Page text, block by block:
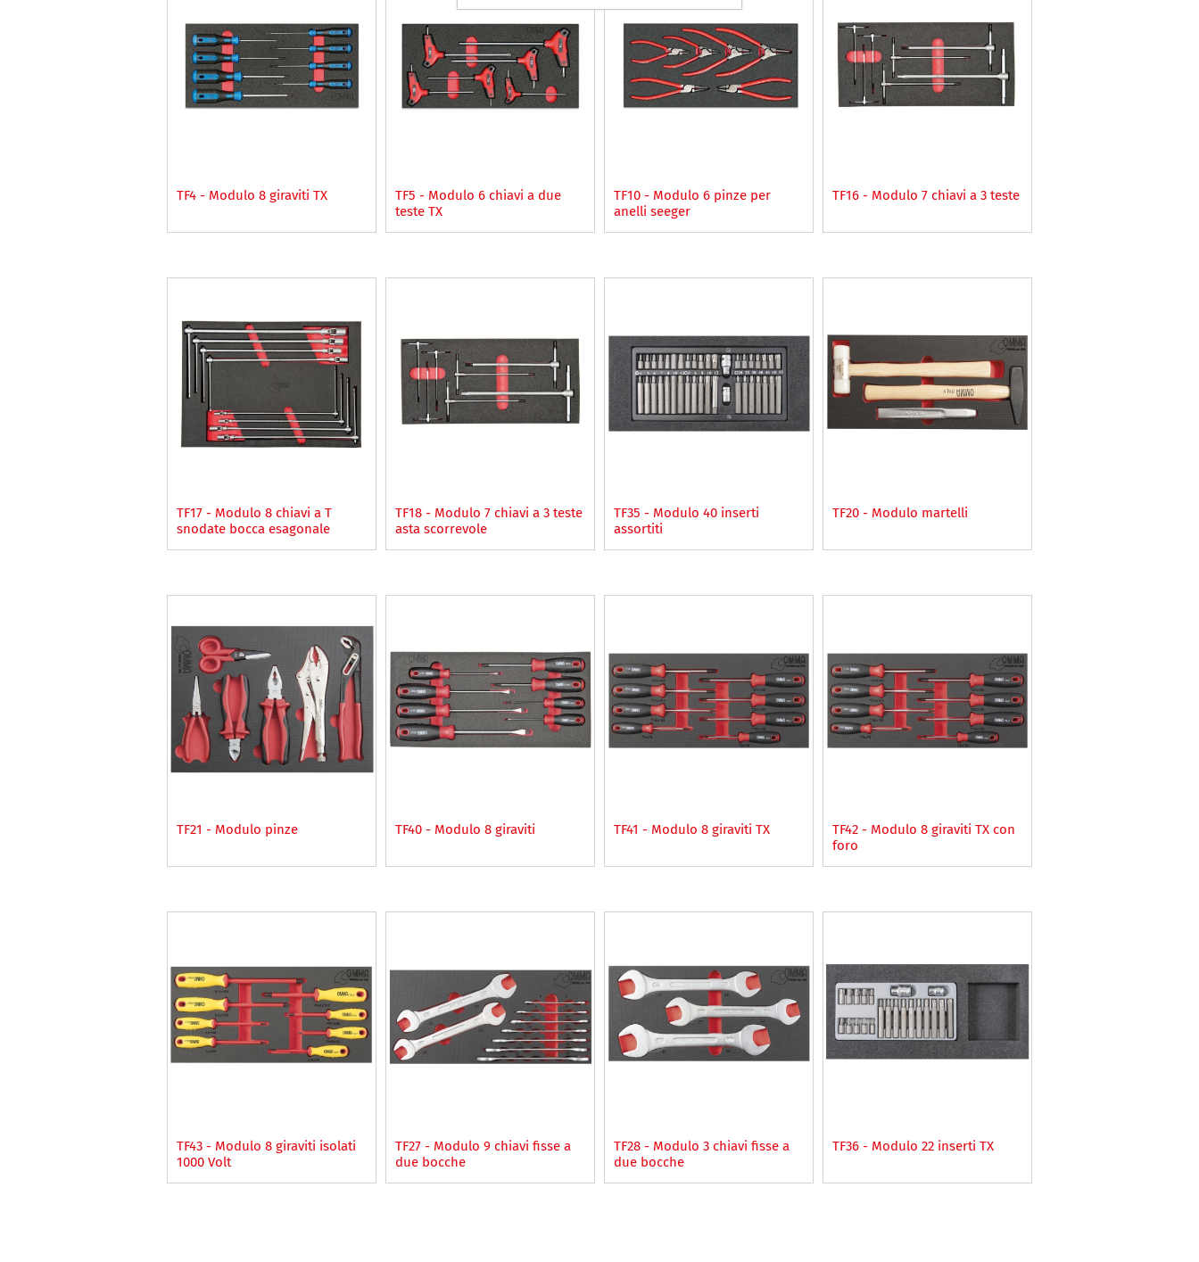
TF4 - Modulo 8 giraviti TX
TF5 - Modulo 6 chiavi a due
teste TX
TF10 - Modulo 6 pinze per
anelli seeger
TF16 - Modulo 7 chiavi a 3 teste
TF17 - Modulo 8 chiavi a T
snodate bocca esagonale
TF18 - Modulo 7 chiavi a 3 teste
asta scorrevole
TF35 - Modulo 40 inserti
assortiti
TF20 - Modulo martelli
TF21 - Modulo pinze TF40 - Modulo 8 giraviti TF41 - Modulo 8 giraviti TX
TF42 - Modulo 8 giraviti TX con
foro
TF43 - Modulo 8 giraviti isolati
1000 Volt
TF27 - Modulo 9 chiavi fisse a
due bocche
TF28 - Modulo 3 chiavi fisse a
due bocche
TF36 - Modulo 22 inserti TX